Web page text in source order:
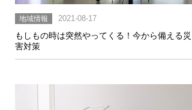
地域情報 2021-08-17
もしもの時は突然やってくる！今から備える災
害対策